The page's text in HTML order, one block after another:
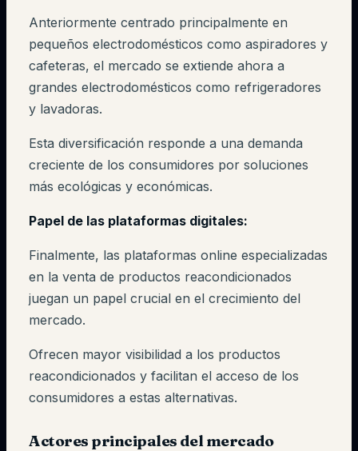
Anteriormente centrado principalmente en
pequeños electrodomésticos como aspiradores y
cafeteras, el mercado se extiende ahora a
grandes electrodomésticos como refrigeradores
y lavadoras.
Esta diversificación responde a una demanda
creciente de los consumidores por soluciones
más ecológicas y económicas.
Papel de las plataformas digitales:
Finalmente, las plataformas online especializadas
en la venta de productos reacondicionados
juegan un papel crucial en el crecimiento del
mercado.
Ofrecen mayor visibilidad a los productos
reacondicionados y facilitan el acceso de los
consumidores a estas alternativas.
Actores principales del mercado